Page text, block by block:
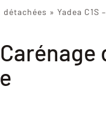
Nos modèles 125
Frison 3RS+
Frison T10
Frison Pro Cargo
détachées » Yadea C1S